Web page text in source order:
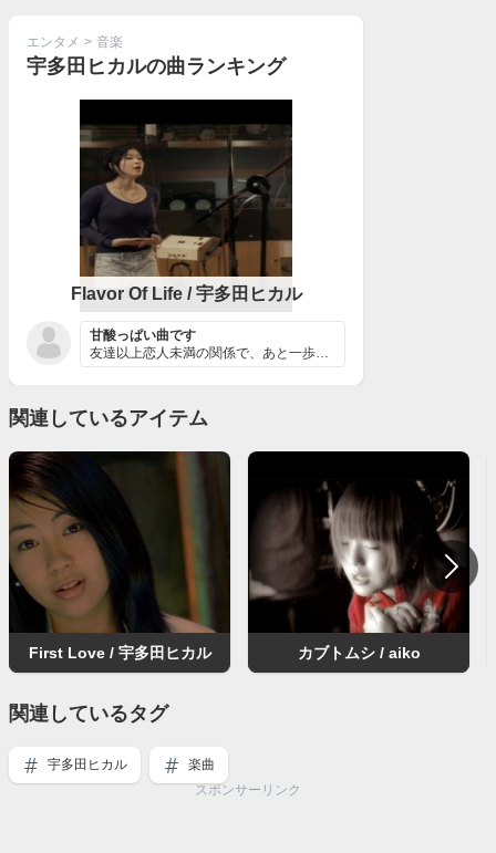
エンタメ > 音楽
宇多田ヒカルの曲ランキング
Flavor Of Life / 宇多田ヒカル
甘酸っぱい曲です
友達以上恋人未満の関係で、あと一歩が踏み出せない甘酸っ...
関連しているアイテム
First Love / 宇多田ヒカル カブトムシ / aiko
関連しているタグ
宇多田ヒカル
楽曲
スポンサーリンク